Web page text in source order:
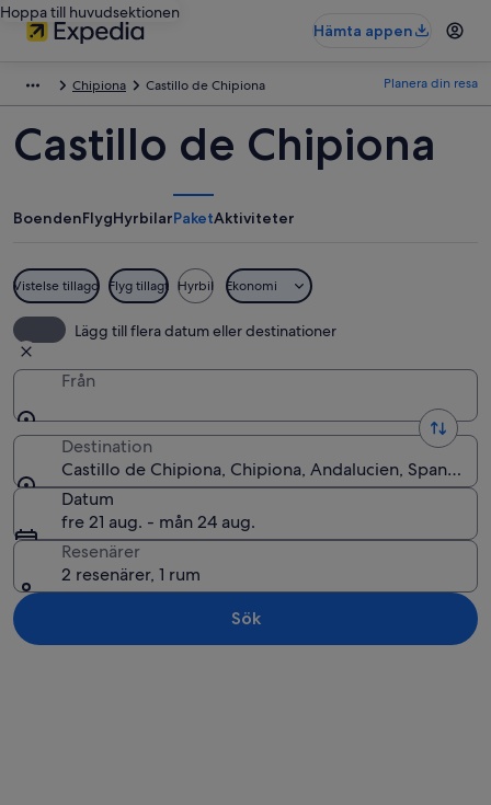
Hoppa till huvudsektionen
Hämta appen
Chipiona Castillo de Chipiona Planera din resa
Castillo de Chipiona
BoendenFlygHyrbilarPaketAktiviteter
Vistelse tillagd Flyg tillagt Hyrbil Ekonomi
Lägg till flera datum eller destinationer
Från
Destination
Castillo de Chipiona, Chipiona, Andalucien, Spanien
Datum
fre 21 aug. - mån 24 aug.
Resenärer
2 resenärer, 1 rum
Sök